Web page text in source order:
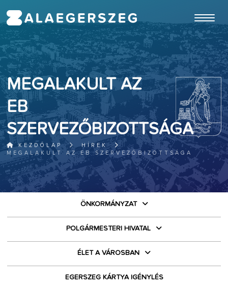
MEGALAKULT AZ
EB
SZERVEZŐBIZOTTSÁGA
KEZDŐLAP
HÍREK
MEGALAKULT AZ EB SZERVEZŐBIZOTTSÁGA
ÖNKORMÁNYZAT
POLGÁRMESTERI HIVATAL
ÉLET A VÁROSBAN
EGERSZEG KÁRTYA IGÉNYLÉS